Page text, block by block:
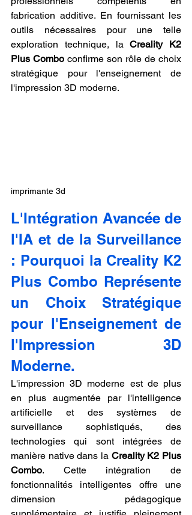
fabrication additive. En fournissant les
outils nécessaires pour une telle
exploration technique, la Creality K2
Plus Combo confirme son rôle de choix
stratégique pour l'enseignement de
l'impression 3D moderne.
imprimante 3d
L'Intégration Avancée de
l'IA et de la Surveillance
: Pourquoi la Creality K2
Plus Combo Représente
un Choix Stratégique
pour l'Enseignement de
l'Impression 3D
Moderne.
L'impression 3D moderne est de plus
en plus augmentée par l'intelligence
artificielle et des systèmes de
surveillance sophistiqués, des
technologies qui sont intégrées de
manière native dans la Creality K2 Plus
Combo. Cette intégration de
fonctionnalités intelligentes offre une
dimension pédagogique